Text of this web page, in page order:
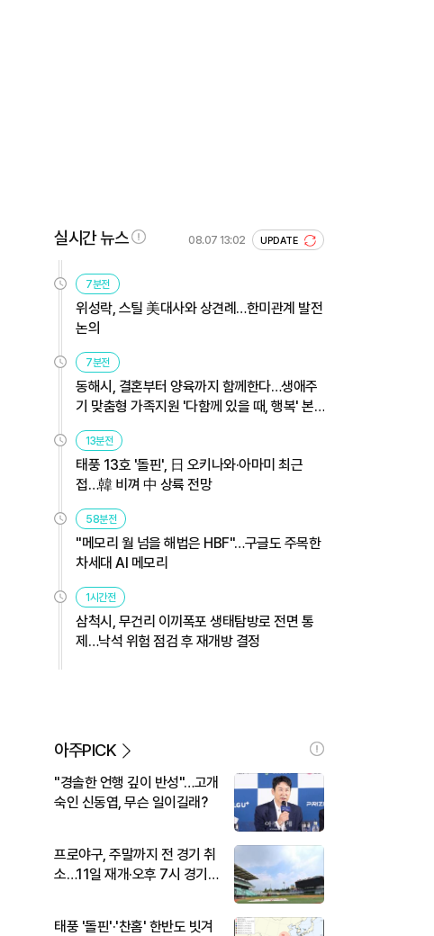
실시간 뉴스 08.07 13:02 UPDATE
7분전
위성락, 스틸 美대사와 상견례…한미관계 발전
논의
7분전
동해시, 결혼부터 양육까지 함께한다…생애주
기 맞춤형 가족지원 '다함께 있을 때, 행복' 본
격 운영
13분전
태풍 13호 '돌핀', 日 오키나와·아마미 최근
접…韓 비껴 中 상륙 전망
58분전
"메모리 월 넘을 해법은 HBF"…구글도 주목한
차세대 AI 메모리
1시간전
삼척시, 무건리 이끼폭포 생태탐방로 전면 통
제…낙석 위험 점검 후 재개방 결정
아주PICK
"경솔한 언행 깊이 반성"…고개
숙인 신동엽, 무슨 일이길래?
프로야구, 주말까지 전 경기 취
소…11일 재개·오후 7시 경기
태풍 '돌핀'·'찬홈' 한반도 빗겨